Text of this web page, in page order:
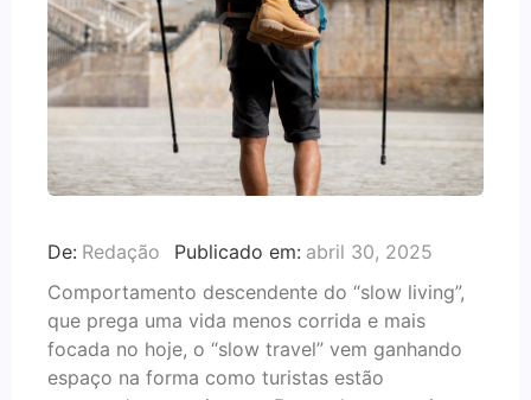
De: Redação Publicado em: abril 30, 2025
Comportamento descendente do “slow living”,
que prega uma vida menos corrida e mais
focada no hoje, o “slow travel” vem ganhando
espaço na forma como turistas estão